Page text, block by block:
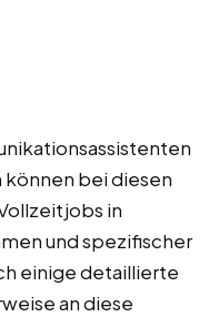
bei diesen
in
und spezifischer
einige detaillierte
an diese